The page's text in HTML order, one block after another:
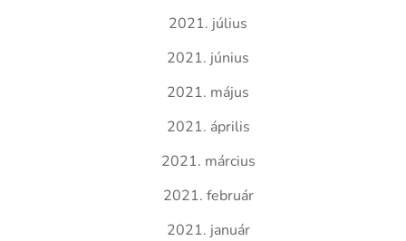
2021. július
2021. június
2021. május
2021. április
2021. március
2021. február
2021. január